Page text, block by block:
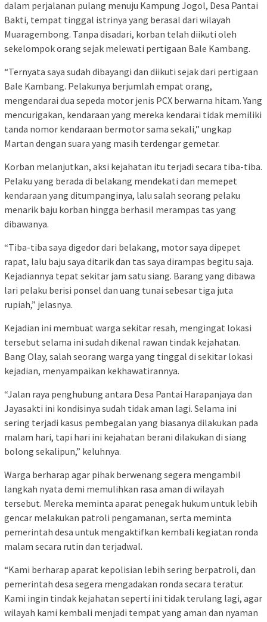
dalam perjalanan pulang menuju Kampung Jogol, Desa Pantai
Bakti, tempat tinggal istrinya yang berasal dari wilayah
Muaragembong. Tanpa disadari, korban telah diikuti oleh
sekelompok orang sejak melewati pertigaan Bale Kambang.
“Ternyata saya sudah dibayangi dan diikuti sejak dari pertigaan
Bale Kambang. Pelakunya berjumlah empat orang,
mengendarai dua sepeda motor jenis PCX berwarna hitam. Yang
mencurigakan, kendaraan yang mereka kendarai tidak memiliki
tanda nomor kendaraan bermotor sama sekali,” ungkap
Martan dengan suara yang masih terdengar gemetar.
Korban melanjutkan, aksi kejahatan itu terjadi secara tiba-tiba.
Pelaku yang berada di belakang mendekati dan memepet
kendaraan yang ditumpanginya, lalu salah seorang pelaku
menarik baju korban hingga berhasil merampas tas yang
dibawanya.
“Tiba-tiba saya digedor dari belakang, motor saya dipepet
rapat, lalu baju saya ditarik dan tas saya dirampas begitu saja.
Kejadiannya tepat sekitar jam satu siang. Barang yang dibawa
lari pelaku berisi ponsel dan uang tunai sebesar tiga juta
rupiah,” jelasnya.
Kejadian ini membuat warga sekitar resah, mengingat lokasi
tersebut selama ini sudah dikenal rawan tindak kejahatan.
Bang Olay, salah seorang warga yang tinggal di sekitar lokasi
kejadian, menyampaikan kekhawatirannya.
“Jalan raya penghubung antara Desa Pantai Harapanjaya dan
Jayasakti ini kondisinya sudah tidak aman lagi. Selama ini
sering terjadi kasus pembegalan yang biasanya dilakukan pada
malam hari, tapi hari ini kejahatan berani dilakukan di siang
bolong sekalipun,” keluhnya.
Warga berharap agar pihak berwenang segera mengambil
langkah nyata demi memulihkan rasa aman di wilayah
tersebut. Mereka meminta aparat penegak hukum untuk lebih
gencar melakukan patroli pengamanan, serta meminta
pemerintah desa untuk mengaktifkan kembali kegiatan ronda
malam secara rutin dan terjadwal.
“Kami berharap aparat kepolisian lebih sering berpatroli, dan
pemerintah desa segera mengadakan ronda secara teratur.
Kami ingin tindak kejahatan seperti ini tidak terulang lagi, agar
wilayah kami kembali menjadi tempat yang aman dan nyaman